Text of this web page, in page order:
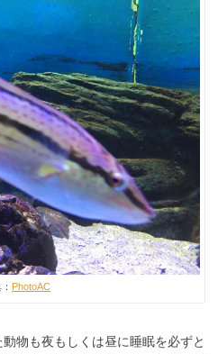
PhotoAC
物も夜もしくは昼に睡眠を必ずと